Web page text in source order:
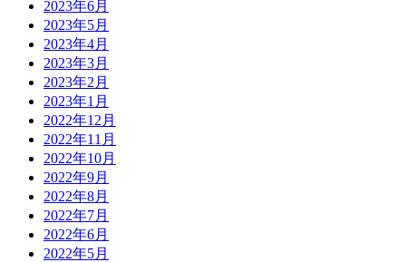
2023年6月
2023年5月
2023年4月
2023年3月
2023年2月
2023年1月
2022年12月
2022年11月
2022年10月
2022年9月
2022年8月
2022年7月
2022年6月
2022年5月